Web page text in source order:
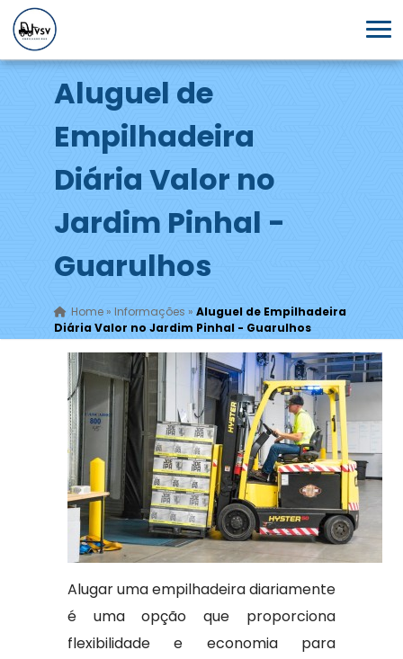
Aluguel de
Empilhadeira
Diária Valor no
Jardim Pinhal -
Guarulhos
Home» Informações » Aluguel de Empilhadeira
Diária Valor no Jardim Pinhal - Guarulhos
Alugar uma empilhadeira diariamente
é uma opção que proporciona
flexibilidade e economia para